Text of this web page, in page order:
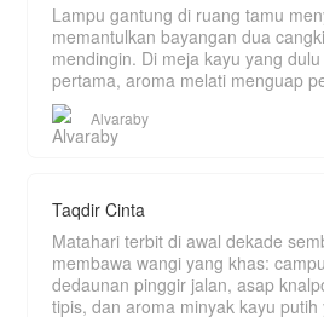
Lampu gantung di ruang tamu
memantulkan bayangan dua
mendingin. Di meja kayu yang
pertama, aroma melati menguap
ditelan k
Alvaraby
Taqdir Cinta
Matahari terbit di awal dekade
membawa wangi yang khas:
dedaunan pinggir jalan, asap
tipis, dan aroma minyak kayu putih